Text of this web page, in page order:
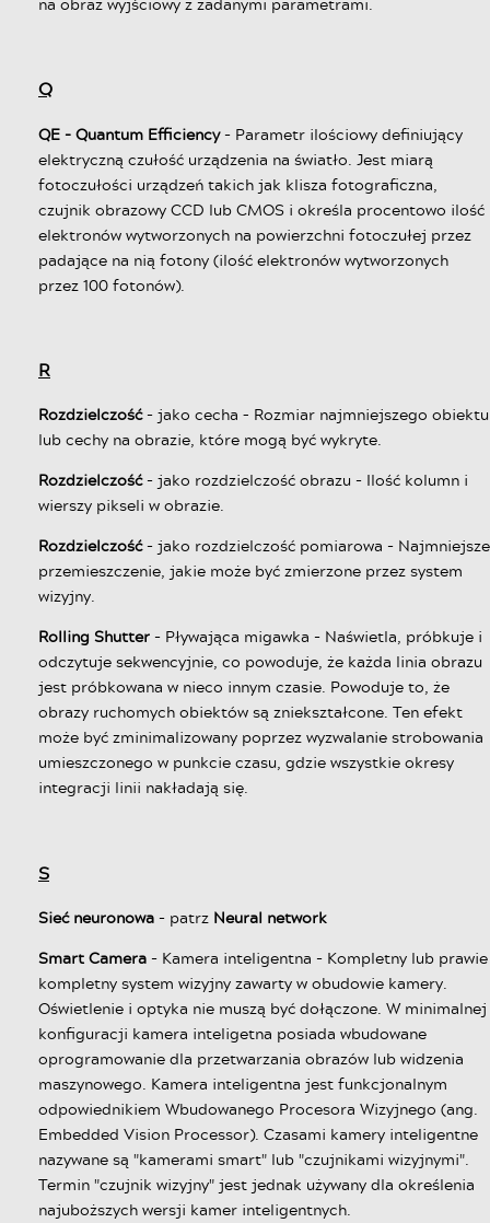
Q
QE - Quantum Efficiency- Parametr ilościowy definiujący
elektryczną czułość urządzenia na światło. Jest miarą
fotoczułości urządzeń takich jak klisza fotograficzna,
czujnik obrazowy CCD lub CMOS i określa procentowo ilość
elektronów wytworzonych na powierzchni fotoczułej przez
padające na nią fotony (ilość elektronów wytworzonych
przez 100 fotonów).
R
Rozdzielczość- jako cecha – Rozmiar najmniejszego obiektu
lub cechy na obrazie, które mogą być wykryte.
Rozdzielczość- jako rozdzielczość obrazu - Ilość kolumn i
wierszy pikseli w obrazie.
Rozdzielczość- jako rozdzielczość pomiarowa - Najmniejsze
przemieszczenie, jakie może być zmierzone przez system
wizyjny.
Rolling Shutter- Pływająca migawka - Naświetla, próbkuje i
odczytuje sekwencyjnie, co powoduje, że każda linia obrazu
jest próbkowana w nieco innym czasie. Powoduje to, że
obrazy ruchomych obiektów są zniekształcone. Ten efekt
może być zminimalizowany poprzez wyzwalanie strobowania
umieszczonego w punkcie czasu, gdzie wszystkie okresy
integracji linii nakładają się.
S
Sieć neuronowa- patrz Neural network
Smart Camera- Kamera inteligentna - Kompletny lub prawie
kompletny system wizyjny zawarty w obudowie kamery.
Oświetlenie i optyka nie muszą być dołączone. W minimalnej
konfiguracji kamera inteligetna posiada wbudowane
oprogramowanie dla przetwarzania obrazów lub widzenia
maszynowego. Kamera inteligentna jest funkcjonalnym
odpowiednikiem Wbudowanego Procesora Wizyjnego (ang.
Embedded Vision Processor). Czasami kamery inteligentne
nazywane są "kamerami smart" lub "czujnikami wizyjnymi".
Termin "czujnik wizyjny" jest jednak używany dla określenia
najuboższych wersji kamer inteligentnych.